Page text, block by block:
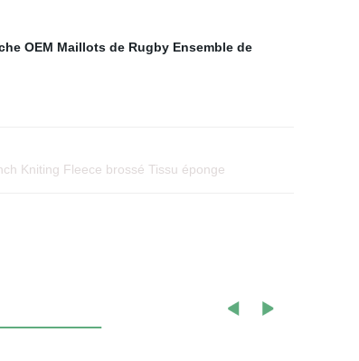
OEM Maillots de Rugby Ensemble de
Kniting Fleece brossé Tissu éponge